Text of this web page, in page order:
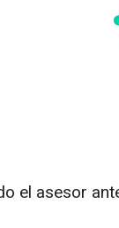
el asesor